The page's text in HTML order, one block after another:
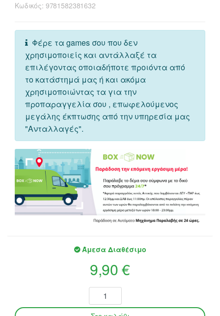
Κωδικός: 9781582381632
Φέρε τα games σου που δεν
χρησιμοποιείς και αντάλλαξέ τα
επιλέγοντας οποιαδήποτε προιόντα από
το κατάστημά μας ή και ακόμα
χρησιμοποιώντας τα για την
προπαραγγελία σου , επωφελούμενος
μεγάλης έκπτωσης από την υπηρεσία μας
"Ανταλλαγές".
Άμεσα Διαθέσιμο
9,90 €